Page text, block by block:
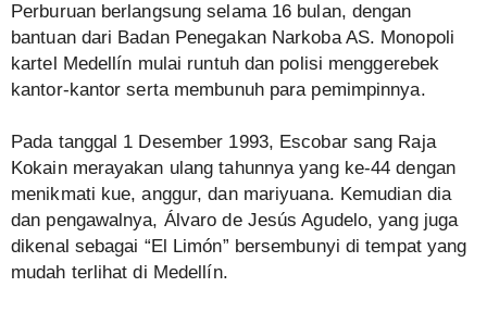
Perburuan berlangsung selama 16 bulan, dengan
bantuan dari Badan Penegakan Narkoba AS. Monopoli
kartel Medellín mulai runtuh dan polisi menggerebek
kantor-kantor serta membunuh para pemimpinnya.
Pada tanggal 1 Desember 1993, Escobar sang Raja
Kokain merayakan ulang tahunnya yang ke-44 dengan
menikmati kue, anggur, dan mariyuana. Kemudian dia
dan pengawalnya, Álvaro de Jesús Agudelo, yang juga
dikenal sebagai “El Limón” bersembunyi di tempat yang
mudah terlihat di Medellín.